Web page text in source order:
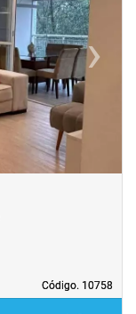
›Next
Código. 10758
Código. 10758